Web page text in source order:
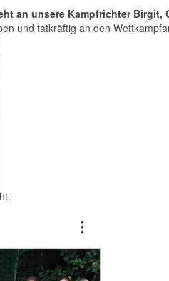
an unsere Kampfrichter Birgit,
und tatkräftig an den